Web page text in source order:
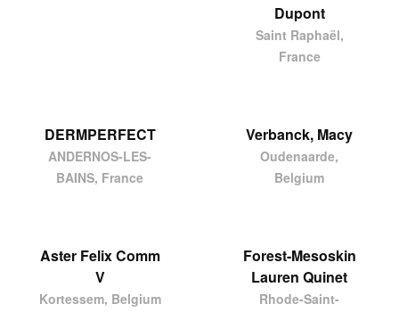
Dupont
Saint Raphaël,
France
DERMPERFECT
ANDERNOS-LES-
BAINS, France
Verbanck, Macy
Oudenaarde,
Belgium
Aster Felix Comm
V
Kortessem, Belgium
Forest-Mesoskin
Lauren Quinet
Rhode-Saint-